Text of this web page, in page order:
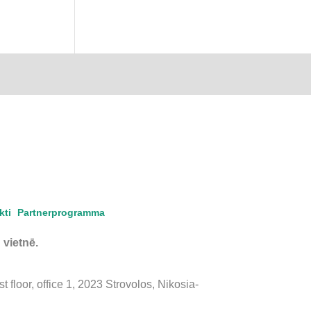
Partnerprogramma
vietnē.
floor, office 1, 2023 Strovolos, Nikosia-